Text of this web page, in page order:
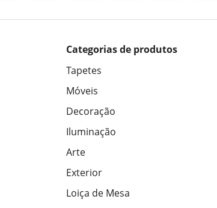
Categorias de produtos
Tapetes
Móveis
Decoração
Iluminação
Arte
Exterior
Loiça de Mesa